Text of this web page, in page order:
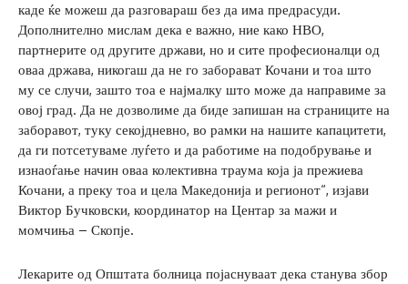
каде ќе можеш да разговараш без да има предрасуди.
Дополнително мислам дека е важно, ние како НВО,
партнерите од другите држави, но и сите професионалци од
оваа држава, никогаш да не го заборават Кочани и тоа што
му се случи, зашто тоа е најмалку што може да направиме за
овој град. Да не дозволиме да биде запишан на страниците на
заборавот, туку секојдневно, во рамки на нашите капацитети,
да ги потсетуваме луѓето и да работиме на подобрување и
изнаоѓање начин оваа колективна траума која ја прежиева
Кочани, а преку тоа и цела Македонија и регионот“, изјави
Виктор Бучковски, координатор на Центар за мажи и
момчиња – Скопје.
Лекарите од Општата болница појаснуваат дека станува збор